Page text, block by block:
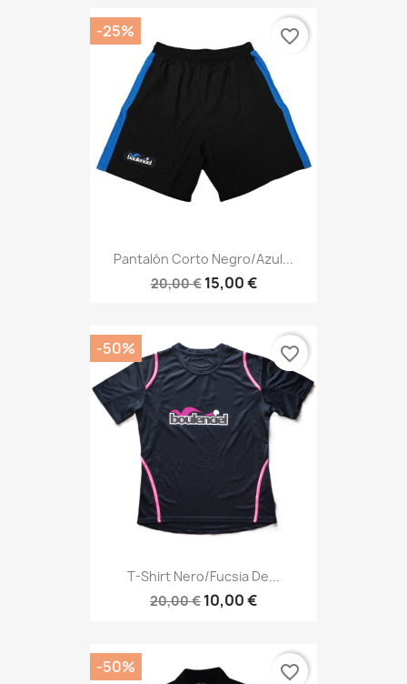
Pantalón Corto Negro/azul...
20,00 € 15,00 €
-25% favorite_border
T-Shirt Nero/Fucsia De...
20,00 € 10,00 €
-50% favorite_border
-50% favorite_border